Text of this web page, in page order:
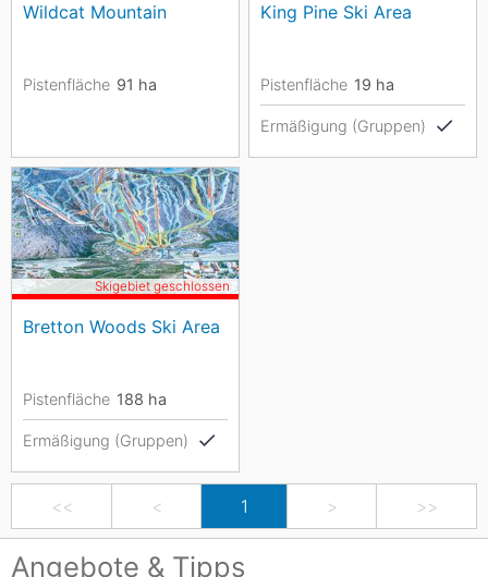
Wildcat Mountain
Pistenfläche 91 ha
King Pine Ski Area
Pistenfläche 19 ha
Ermäßigung (Gruppen)
Bretton Woods Ski Area
Skigebiet geschlossen
Pistenfläche 188 ha
Ermäßigung (Gruppen)
<< < 1 > >>
Angebote & Tipps